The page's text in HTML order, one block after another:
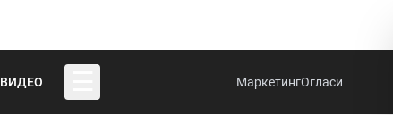
ВИДЕО МаркетингОгласи